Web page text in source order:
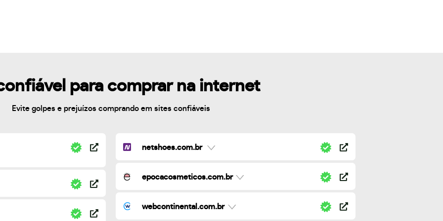
para comprar na internet
Evite golpes e prejuízos comprando em sites confiáveis
netshoes.com.br
epocacosmeticos.com.br
webcontinental.com.br